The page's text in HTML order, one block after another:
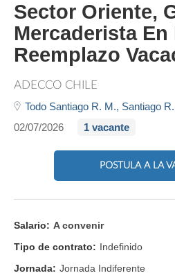
Sector Oriente,
Mercaderista En
Reemplazo
ADECCO CHILE
Todo Santiago R. M., Santiago
02/07/2026
1 vacante
POSTULA A LA
Salario: A convenir
Tipo de contrato: Indefinido
Jornada: Jornada Indiferente